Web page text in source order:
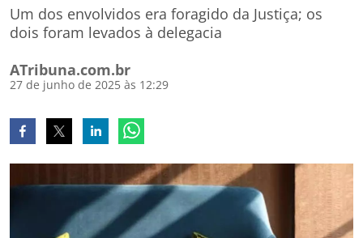
Um dos envolvidos era foragido da Justiça; os
dois foram levados à delegacia
ATribuna.com.br
27 de junho de 2025 às 12:29